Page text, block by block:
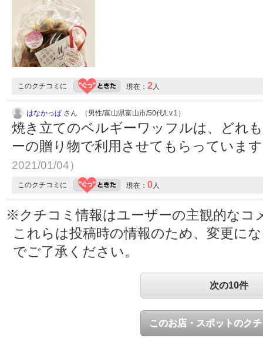
このクチコミに 現在： 2人
はなかっぱ さん （男性/富山県富山市/50代/Lv.1）
焼き立てのベルギーワッフルは、どれ
ーの贈り物で利用させてもらっていま
2021/01/04）
このクチコミに 現在： 0人
※クチコミ情報はユーザーの主観的なコ
これらは投稿時の情報のため、変更に
でご了承ください。
次の10件
このお店・スポットのク